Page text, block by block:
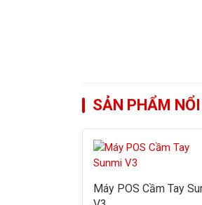
SẢN PHẨM
Máy POS Cầm Tay